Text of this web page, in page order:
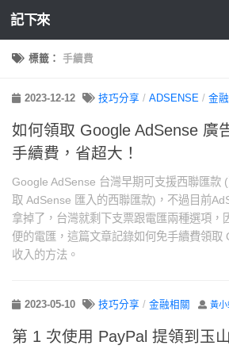
記下來
標籤： 手續費
2023-12-12 技巧分享 / ADSENSE / 金
如何領取 Google AdSense 廣
手續費，省超大！
Google AdSense 台灣早期可支援西聯匯款
取 AdSense 匯入的西聯匯款)，不過目前
拿掉了，台灣就剩下支票跟電匯兩種選項，
便的電匯，這篇文章記錄如何免手續費領取
收入的方法。
2023-05-10 技巧分享 / 金融相關 黃小
第 1 次使用 PayPal 提領到玉